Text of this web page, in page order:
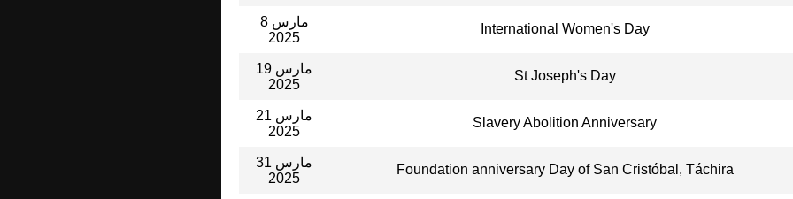
8 مارس
2025
International Women's Day
19 مارس
2025
St Joseph's Day
21 مارس
2025
Slavery Abolition Anniversary
31 مارس
2025
Foundation anniversary Day of San Cristóbal, Táchira